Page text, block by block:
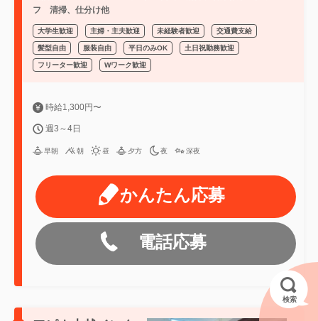
フ 清掃、仕分け他
大学生歓迎 主婦・主夫歓迎 未経験者歓迎 交通費支給
髪型自由 服装自由 平日のみOK 土日祝勤務歓迎
フリーター歓迎 Wワーク歓迎
時給1,300円〜
週3～4日
早朝 朝 昼 夕方 夜 深夜
かんたん応募
電話応募
検索